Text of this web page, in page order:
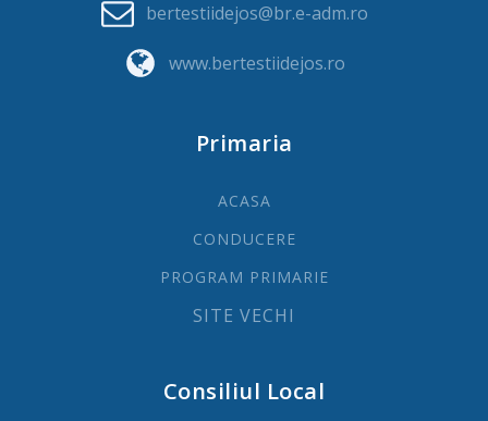
bertestiidejos@br.e-adm.ro
www.bertestiidejos.ro
Primaria
ACASA
CONDUCERE
PROGRAM PRIMARIE
SITE VECHI
Consiliul Local